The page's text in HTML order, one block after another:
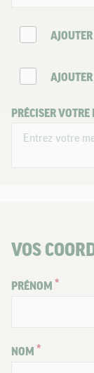
PRÉCISER
VOS
PRÉNOM
NOM